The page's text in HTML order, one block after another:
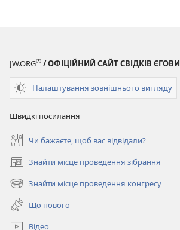
JW.ORG® / ОФІЦІЙНИЙ САЙТ СВІДКІВ ЄГОВИ
Налаштування зовнішнього вигляду
Швидкі посилання
Чи бажаєте, щоб вас відвідали?
Знайти місце проведення зібрання
(відкривається
у
новому
вікні)
Знайти місце проведення конгресу
(відкривається
новому
вікні)
Що нового
Відео